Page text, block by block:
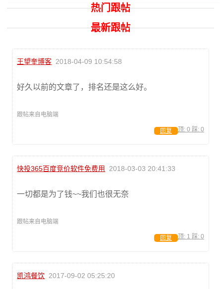
热门跟帖
最新跟帖
王望奎博客 2018-04-09 10:54:58
好久以前的文章了，排名还是这么好。
跟帖来自电脑端
顶: 0 踩: 0
回复
快投365百度竞价软件免费用 2018-03-03 20:41:33
一切都是为了钱~~我们也很无奈
跟帖来自电脑端
顶: 1 踩: 0
回复
凯鸿餐饮 2017-09-02 05:25:20